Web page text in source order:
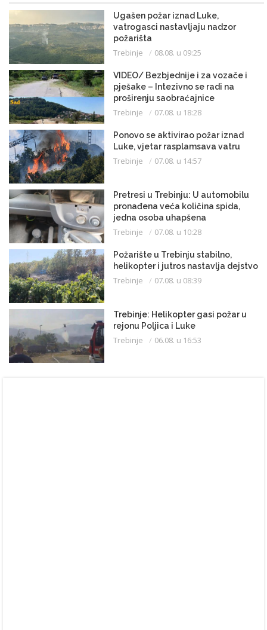
Ugašen požar iznad Luke,
vatrogasci nastavljaju nadzor
požarišta
Trebinje 08.08. u 09:25
VIDEO/ Bezbjednije i za vozače i
pješake – Intezivno se radi na
proširenju saobraćajnice
Trebinje 07.08. u 18:28
Ponovo se aktivirao požar iznad
Luke, vjetar rasplamsava vatru
Trebinje 07.08. u 14:57
Pretresi u Trebinju: U automobilu
pronađena veća količina spida,
jedna osoba uhapšena
Trebinje 07.08. u 10:28
Požarište u Trebinju stabilno,
helikopter i jutros nastavlja dejstvo
Trebinje 07.08. u 08:39
Trebinje: Helikopter gasi požar u
rejonu Poljica i Luke
Trebinje 06.08. u 16:53